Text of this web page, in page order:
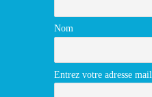
Nom
Entrez votre adresse mail